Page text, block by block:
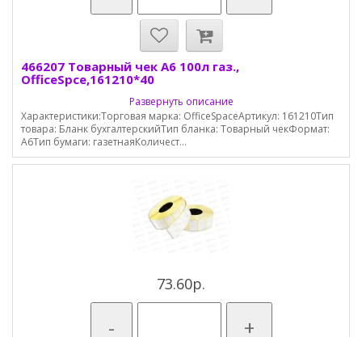
466207 Товарный чек А6 100л газ.,
OfficeSpce,161210*40
Развернуть описание
Характеристики:Торговая марка: OfficeSpaceАртикул: 161210Тип
товара: Бланк бухгалтерскийТип бланка: Товарный чекФормат:
А6Тип бумаги: газетнаяКоличест...
73.60р.
- +